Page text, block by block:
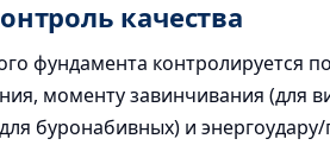
качества
фундамента контролируется
моменту завинчивания (для
буронабивных) и